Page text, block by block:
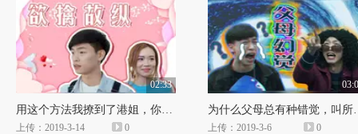
品
02:33
用这个方法我撩到了港姐，你学会了吗？
上传：2019-3-14 0
为什么父母
上传：2019-3-6 0